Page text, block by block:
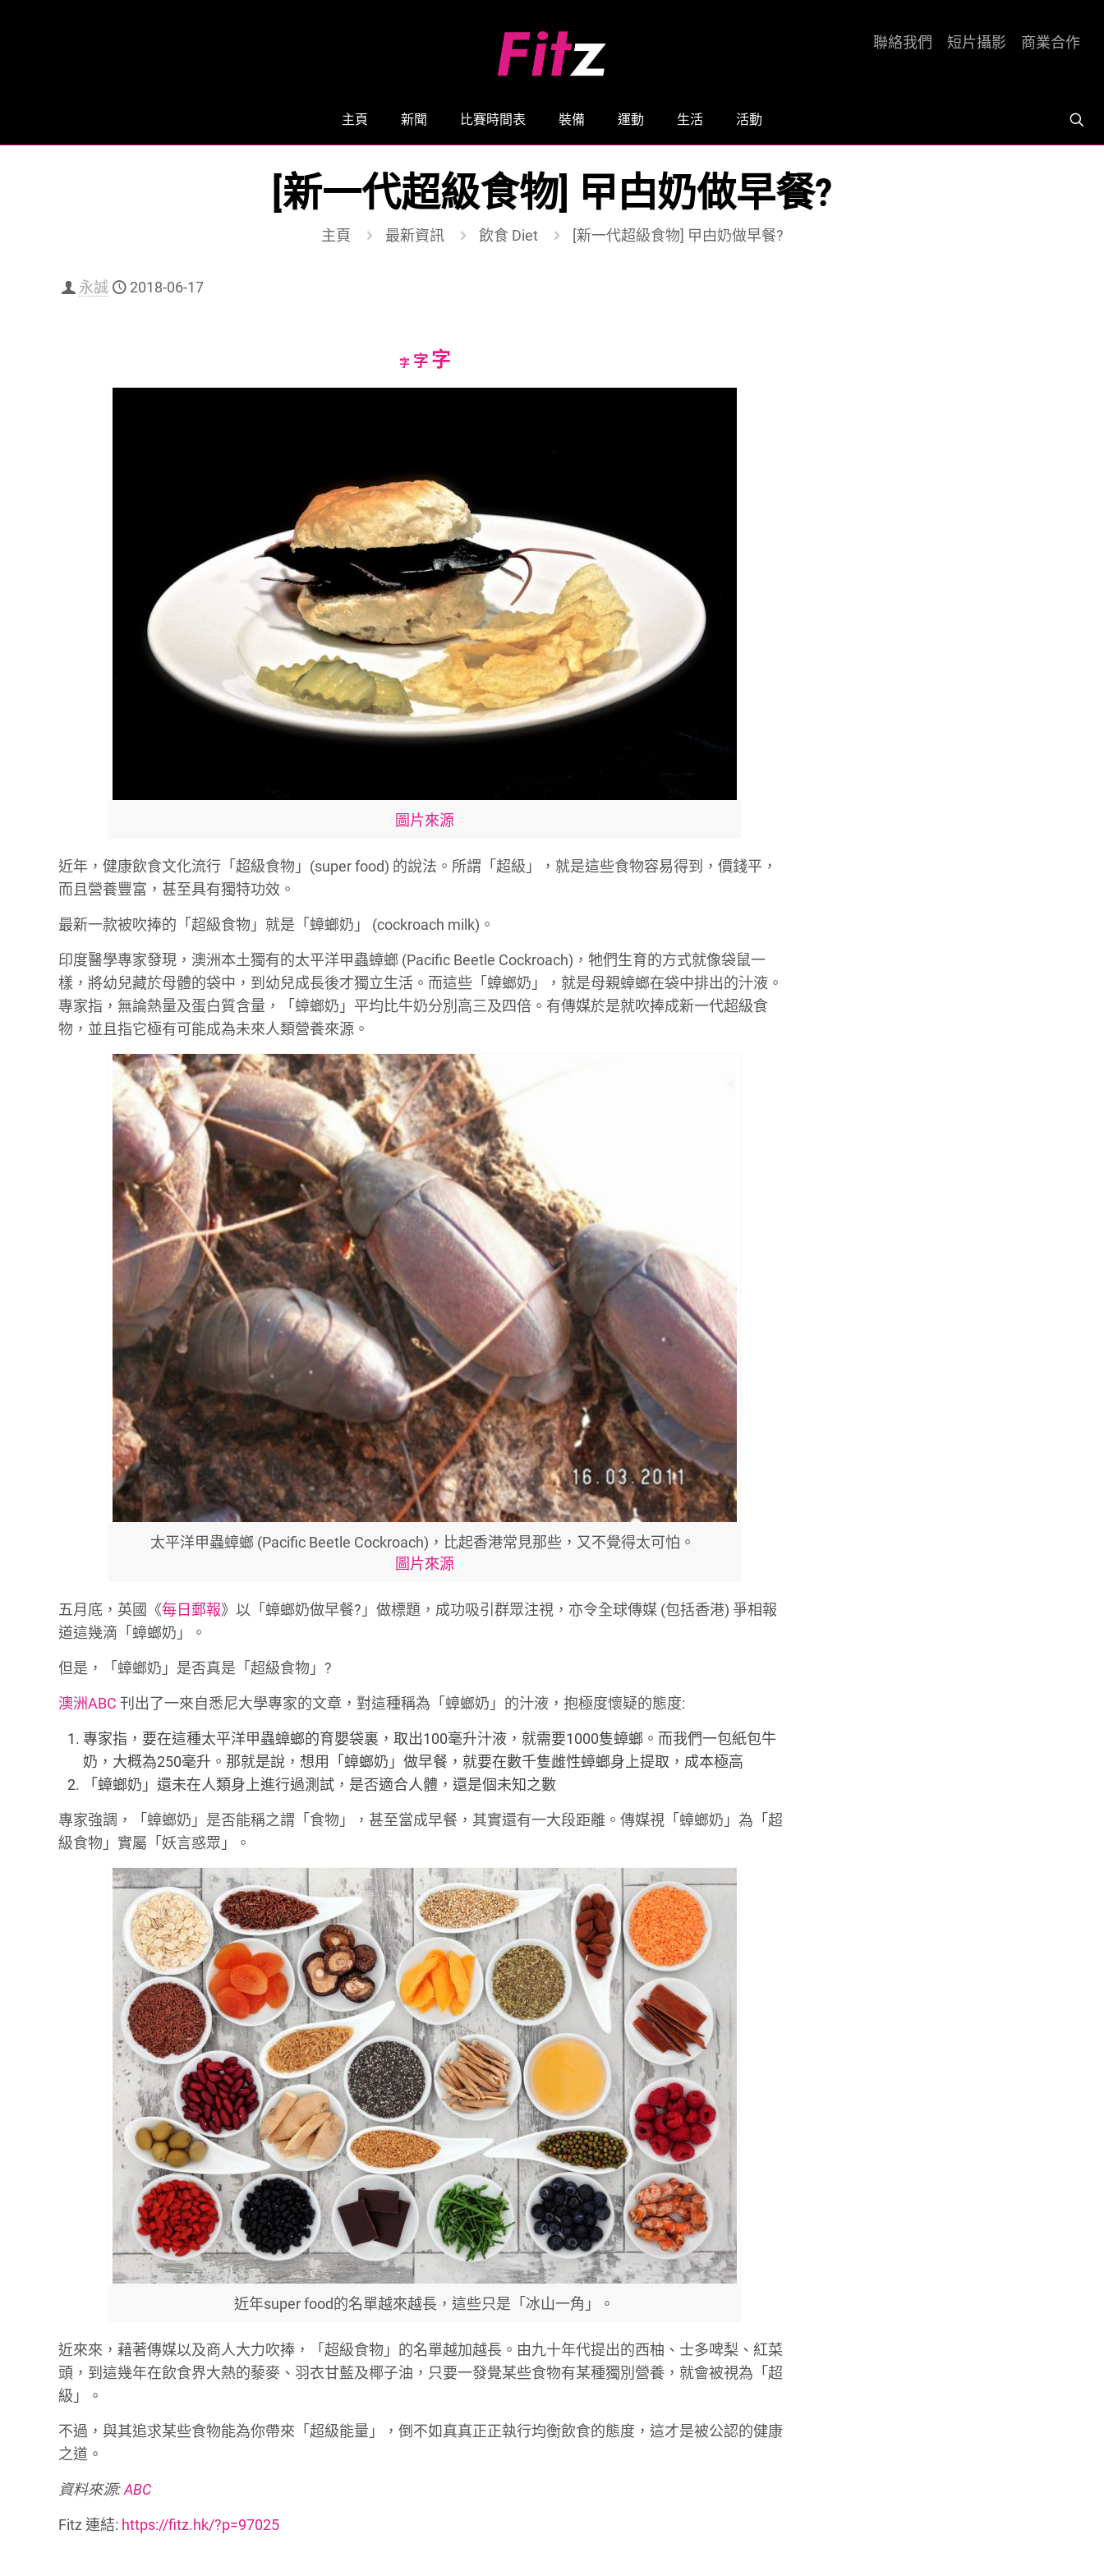
主頁 新聞 比賽時間表 裝備 運動 生活 活動
聯絡我們 短片攝影 商業合作
[新一代超級食物] 曱甴奶做早餐?
主頁 最新資訊 飲食 Diet [新一代超級食物] 曱甴奶做早餐?
永誠 2018-06-17
字Decrease
字Reset
字Increase
font
圖片來源
近年，健康飲食文化流行「超級食物」(super food) 的說法。所謂「超級」，就是這些食物容易得到，價錢平，
而且營養豐富，甚至具有獨特功效。
最新一款被吹捧的「超級食物」就是「蟑螂奶」 (cockroach milk)。
印度醫學專家發現，澳洲本土獨有的太平洋甲蟲蟑螂 (Pacific Beetle Cockroach)，牠們生育的方式就像袋鼠一
樣，將幼兒藏於母體的袋中，到幼兒成長後才獨立生活。而這些「蟑螂奶」，就是母親蟑螂在袋中排出的汁液。
專家指，無論熱量及蛋白質含量，「蟑螂奶」平均比牛奶分別高三及四倍。有傳媒於是就吹捧成新一代超級食
物，並且指它極有可能成為未來人類營養來源。
太平洋甲蟲蟑螂 (Pacific Beetle Cockroach)，比起香港常見那些，又不覺得太可怕。
圖片來源
五月底，英國《每日郵報》以「蟑螂奶做早餐?」做標題，成功吸引群眾注視，亦令全球傳媒 (包括香港) 爭相報
道這幾滴「蟑螂奶」。
但是，「蟑螂奶」是否真是「超級食物」?
澳洲ABC 刊出了一來自悉尼大學專家的文章，對這種稱為「蟑螂奶」的汁液，抱極度懷疑的態度:
專家指，要在這種太平洋甲蟲蟑螂的育嬰袋裏，取出100毫升汁液，就需要1000隻蟑螂。而我們一包紙包牛
奶，大概為250毫升。那就是說，想用「蟑螂奶」做早餐，就要在數千隻雌性蟑螂身上提取，成本極高
「蟑螂奶」還未在人類身上進行過測試，是否適合人體，還是個未知之數
專家強調，「蟑螂奶」是否能稱之謂「食物」，甚至當成早餐，其實還有一大段距離。傳媒視「蟑螂奶」為「超
級食物」實屬「妖言惑眾」。
近年super food的名單越來越長，這些只是「冰山一角」。
近來來，藉著傳媒以及商人大力吹捧，「超級食物」的名單越加越長。由九十年代提出的西柚、士多啤梨、紅菜
頭，到這幾年在飲食界大熱的藜麥、羽衣甘藍及椰子油，只要一發覺某些食物有某種獨別營養，就會被視為「超
級」。
不過，與其追求某些食物能為你帶來「超級能量」，倒不如真真正正執行均衡飲食的態度，這才是被公認的健康
之道。
資料來源:ABC
Fitz 連結: https://fitz.hk/?p=97025